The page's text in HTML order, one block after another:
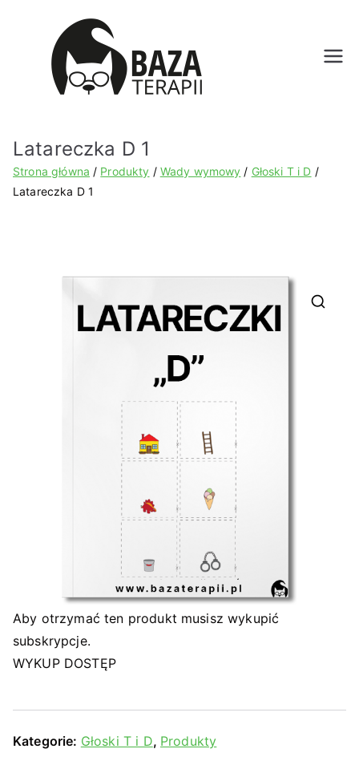
Bazat
pl
Latareczka D 1
Strona główna Produkty Wady wymowy
Głoski T i D
Latareczka D 1
Aby otrzymać ten produkt musisz wykupić
subskrypcje.
WYKUP DOSTĘP
Kategorie: Głoski T i D, Produkty